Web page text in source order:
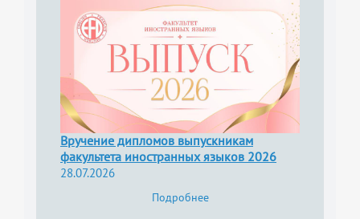
Вручение дипломов выпускникам
факультета иностранных языков 2026
28.07.2026
Подробнее